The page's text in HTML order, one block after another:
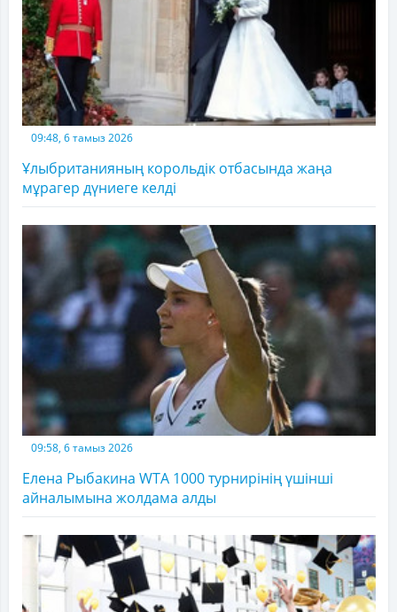
09:48, 6 тамыз 2026
Ұлыбританияның корольдік отбасында жаңа
мұрагер дүниеге келді
09:58, 6 тамыз 2026
Елена Рыбакина WTA 1000 турнирінің үшінші
айналымына жолдама алды